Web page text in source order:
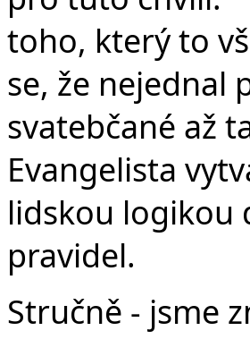
toho, který to
se, že nejednal
svatebčané až
Evangelista
lidskou logikou
pravidel.
Stručně - jsme